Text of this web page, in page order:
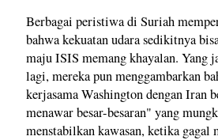
Berbagai peristiwa di Suriah
bahwa kekuatan udara sedikitnya
maju ISIS memang khayalan. Yang
lagi, mereka pun menggambarkan
kerjasama Washington dengan Iran
menawar besar-besaran" yang
menstabilkan kawasan, ketika gagal